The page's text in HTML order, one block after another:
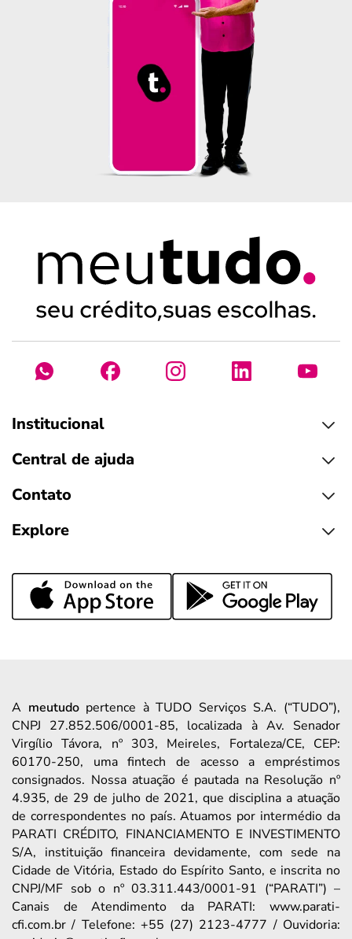
Institucional
Central de ajuda
Contato
Explore
A meutudopertence à TUDO Serviços S.A. (“TUDO”),
CNPJ 27.852.506/0001-85, localizada à Av. Senador
Virgílio Távora, nº 303, Meireles, Fortaleza/CE, CEP:
60170-250, uma fintech de acesso a empréstimos
consignados. Nossa atuação é pautada na Resolução nº
4.935, de 29 de julho de 2021, que disciplina a atuação
de correspondentes no país. Atuamos por intermédio da
PARATI CRÉDITO, FINANCIAMENTO E INVESTIMENTO
S/A, instituição financeira devidamente, com sede na
Cidade de Vitória, Estado do Espírito Santo, e inscrita no
CNPJ/MF sob o nº 03.311.443/0001-91 (“PARATI”) –
Canais de Atendimento da PARATI: www.parati-
cfi.com.br / Telefone: +55 (27) 2123-4777 / Ouvidoria: